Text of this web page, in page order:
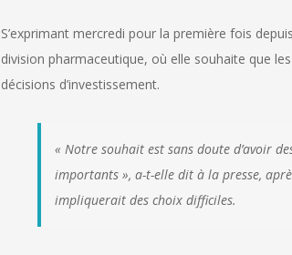
S’exprimant mercredi pour la première fois
division pharmaceutique, où elle souhaite que
décisions d’investissement.
« Notre souhait est sans doute d’avoir
importants », a-t-elle dit à la presse,
impliquerait des choix difficiles.